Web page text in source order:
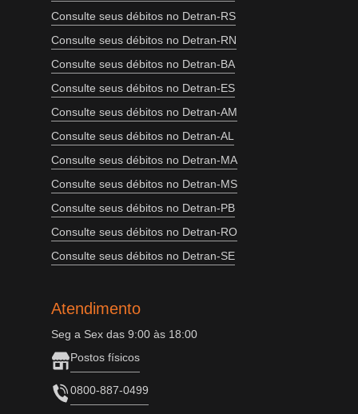
Consulte seus débitos no Detran-RS
Consulte seus débitos no Detran-RN
Consulte seus débitos no Detran-BA
Consulte seus débitos no Detran-ES
Consulte seus débitos no Detran-AM
Consulte seus débitos no Detran-AL
Consulte seus débitos no Detran-MA
Consulte seus débitos no Detran-MS
Consulte seus débitos no Detran-PB
Consulte seus débitos no Detran-RO
Consulte seus débitos no Detran-SE
Atendimento
Seg a Sex das 9:00 às 18:00
Postos físicos
0800-887-0499